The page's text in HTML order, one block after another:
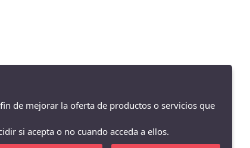
de mejorar la oferta de productos o servicios que
si acepta o no cuando acceda a ellos.